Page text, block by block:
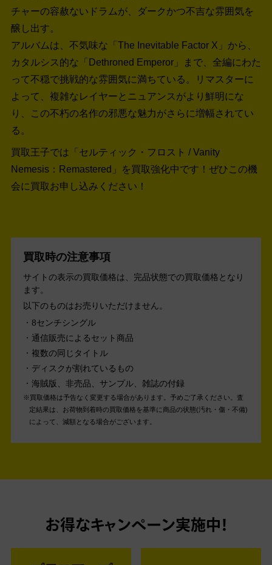
チャーの容赦ないドラムが、ダークかつ不吉な雰囲気を
醸し出す。
アルバムは、不気味な「The Inevitable Factor X」から、
カタルシス的な「Dethroned Emperor」まで、全編にわた
って不穏で挑戦的な雰囲気に満ちている。リマスターに
よって、複雑なレイヤーとニュアンスがより鮮明にな
り、この不朽の名作の邪悪な魅力がさらに増幅されてい
る。
買取王子では「セルティック・フロスト / Vanity
Nemesis：Remastered」を買取強化中です！ ぜひこの機
会に買取お申し込みください！
買取時の注意事項
サイトの表示の買取価格は、完品状態での買取価格となり
ます。
以下のものはお売りいただけません。
8センチシングル
通信販売によるセット商品
複数の同じタイトル
ディスクが割れているもの
海賊版、非売品、サンプル、雑誌の付録
買取価格は予告なく変更する場合があります。予めご了承ください。 査
定結果は、お荷物到着時の買取価格を基準に商品の状態(汚れ・傷・不備)
によって、減額となる場合がございます。
お得なキャンペーン実施中！